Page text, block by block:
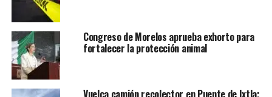
Congreso de Morelos aprueba exhorto para
fortalecer la protección animal